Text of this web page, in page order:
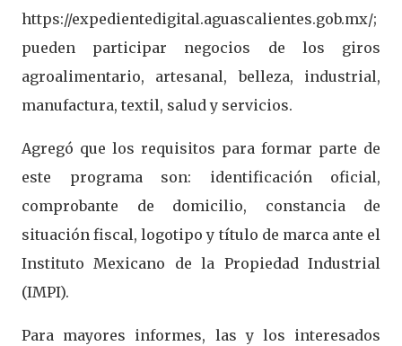
https://expedientedigital.aguascalientes.gob.mx/;
pueden participar negocios de los giros
agroalimentario, artesanal, belleza, industrial,
manufactura, textil, salud y servicios.
Agregó que los requisitos para formar parte de
este programa son: identificación oficial,
comprobante de domicilio, constancia de
situación fiscal, logotipo y título de marca ante el
Instituto Mexicano de la Propiedad Industrial
(IMPI).
Para mayores informes, las y los interesados